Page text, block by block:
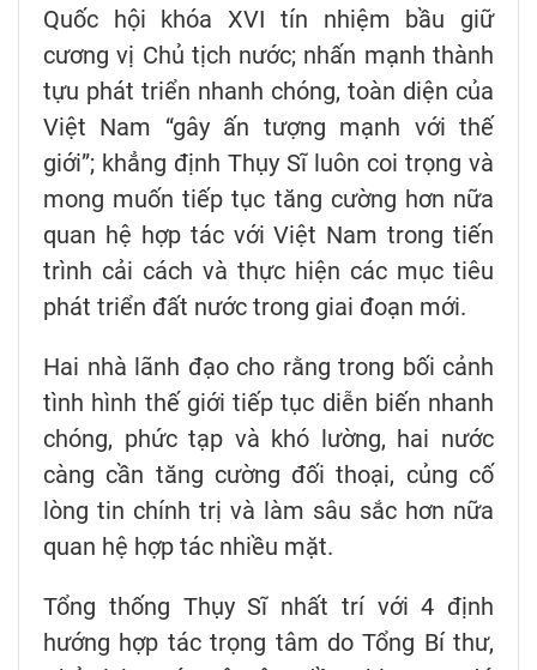
Quốc hội khóa XVI tín nhiệm bầu giữ
cương vị Chủ tịch nước; nhấn mạnh thành
tựu phát triển nhanh chóng, toàn diện của
Việt Nam “gây ấn tượng mạnh với thế
giới”; khẳng định Thụy Sĩ luôn coi trọng và
mong muốn tiếp tục tăng cường hơn nữa
quan hệ hợp tác với Việt Nam trong tiến
trình cải cách và thực hiện các mục tiêu
phát triển đất nước trong giai đoạn mới.
Hai nhà lãnh đạo cho rằng trong bối cảnh
tình hình thế giới tiếp tục diễn biến nhanh
chóng, phức tạp và khó lường, hai nước
càng cần tăng cường đối thoại, củng cố
lòng tin chính trị và làm sâu sắc hơn nữa
quan hệ hợp tác nhiều mặt.
Tổng thống Thụy Sĩ nhất trí với 4 định
hướng hợp tác trọng tâm do Tổng Bí thư,